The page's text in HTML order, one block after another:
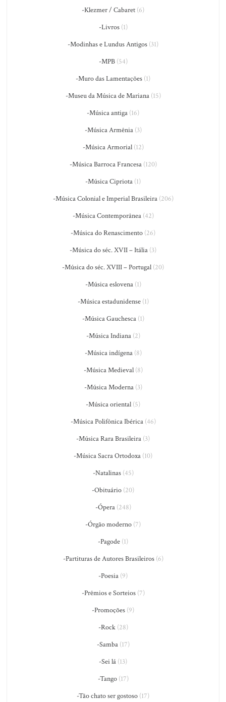
-Klezmer / Cabaret (6)
-Livros(1)
-Modinhas e Lundus Antigos (31)
-MPB(54)
-Muro das Lamentações (1)
-Museu da Música de Mariana(15)
-Música antiga (16)
-Música Armênia(3)
-Música Armorial(12)
-Música Barroca Francesa(120)
-Música Cipriota (1)
-Música Colonial e Imperial Brasileira(206)
-Música Contemporânea(42)
-Música do Renascimento (26)
-Música do séc. XVII – Itália (3)
-Música do séc. XVIII – Portugal (20)
-Música eslovena(1)
-Música estadunidense(1)
-Música Gauchesca(1)
-Música Indiana(2)
-Música indígena(8)
-Música Medieval(8)
-Música Moderna(3)
-Música oriental (5)
-Música Polifônica Ibérica(46)
-Música Rara Brasileira (3)
-Música Sacra Ortodoxa (10)
-Natalinas(45)
-Obituário (20)
-Ópera(248)
-Órgão moderno (7)
-Pagode (1)
-Partituras de Autores Brasileiros(6)
-Poesia (9)
-Prêmios e Sorteios(7)
-Promoções (9)
-Rock(28)
-Samba(17)
-Sei lá (13)
-Tango(17)
-Tão chato ser gostoso (17)